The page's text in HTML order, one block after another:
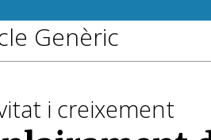
Genèric
i creixement